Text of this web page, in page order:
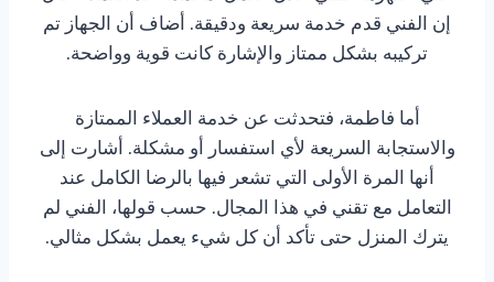
إن الفني قدم خدمة سريعة ودقيقة. أضاف أن الجهاز تم
تركيبه بشكل ممتاز والإشارة كانت قوية وواضحة.
أما فاطمة، فتحدثت عن خدمة العملاء الممتازة
والاستجابة السريعة لأي استفسار أو مشكلة. أشارت إلى
أنها المرة الأولى التي تشعر فيها بالرضا الكامل عند
التعامل مع تقني في هذا المجال. حسب قولها، الفني لم
يترك المنزل حتى تأكد أن كل شيء يعمل بشكل مثالي.